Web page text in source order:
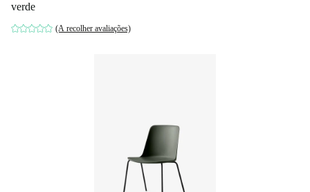
verde
(A recolher avaliações)